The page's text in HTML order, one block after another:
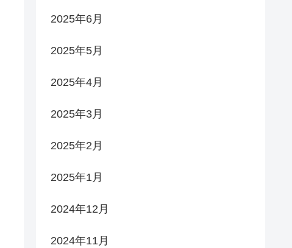
2025年6月
2025年5月
2025年4月
2025年3月
2025年2月
2025年1月
2024年12月
2024年11月